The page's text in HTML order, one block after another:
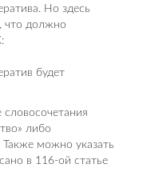
Но здесь
что должно
будет
словосочетания
либо
Также можно указать
в 116-ой статье